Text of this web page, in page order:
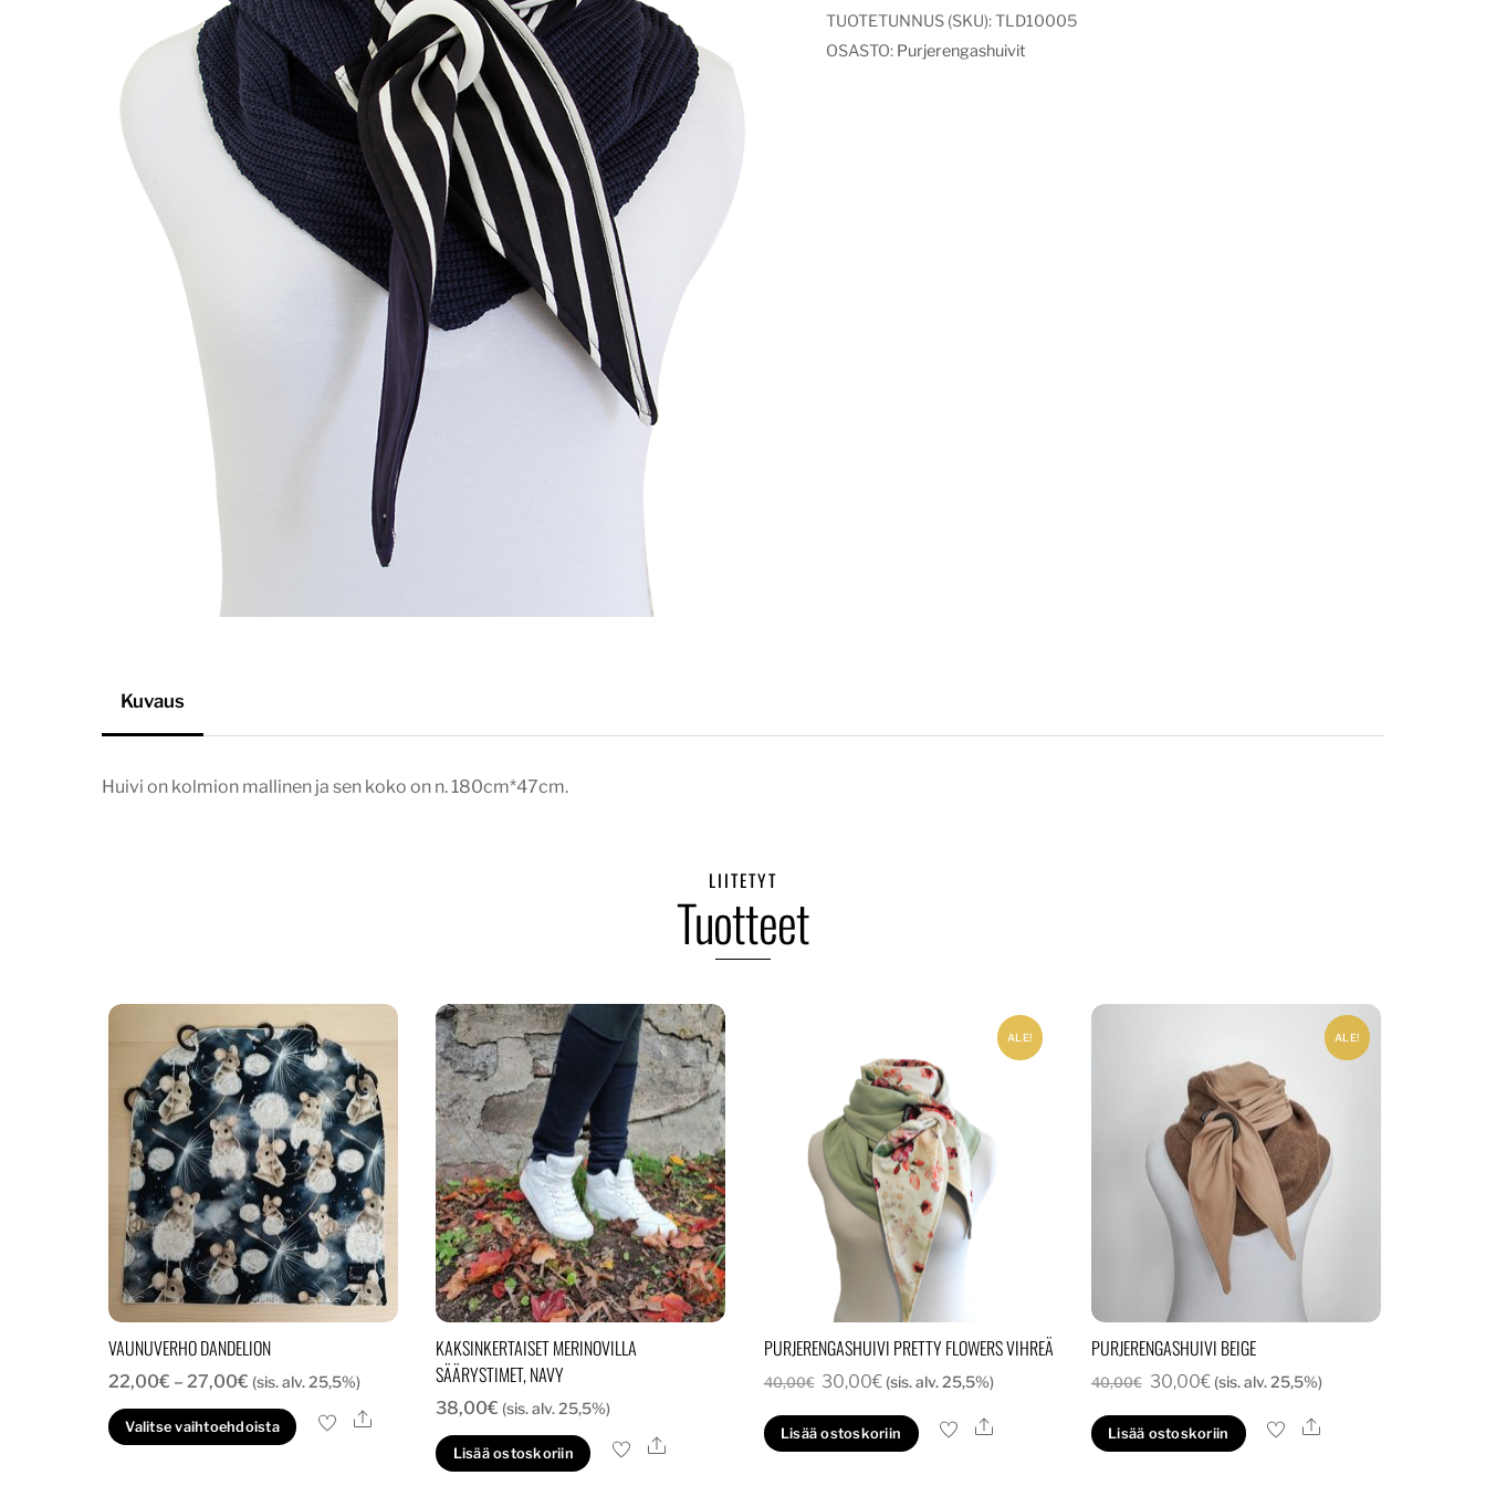
TUOTETUNNUS (SKU):TLD10005
OSASTO: Purjerengashuivit
Kuvaus
Huivi on kolmion mallinen ja sen koko on n. 180cm*47cm.
LIITETYT
Tuotteet
VAUNUVERHO DANDELION
22,00€ – 27,00€ Hintaluokka:
22,00€
(sis. alv. 25,5%)
Valitse vaihtoehdoista
Tällä
Ale
KAKSINKERTAISET MERINOVILLA
SÄÄRYSTIMET, NAVY
38,00€ (sis. alv. 25,5%)
Lisää ostoskoriin Ale
ALE!
PURJERENGASHUIVI PRETTY FLOWERS VIHREÄ
40,00€ Alkuperäinen
oli:
30,00€Nykyinen
on:
(sis. alv. 25,5%)
Lisää ostoskoriin Ale
ALE!
PURJERENGASHUIVI BEIGE
40,00€ Alkuperäinen
oli:
30,00€Nykyinen
on:
(sis. alv. 25,5%)
Lisää ostoskoriin Ale